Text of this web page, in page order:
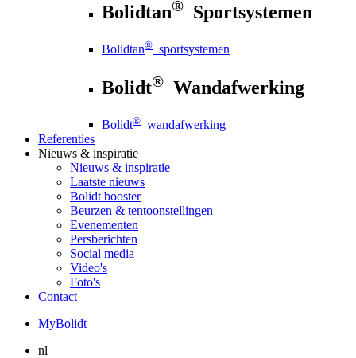
Bolidtan® Sportsystemen
Bolidtan® sportsystemen
Bolidt® Wandafwerking
Bolidt® wandafwerking
Referenties
Nieuws & inspiratie
Nieuws & inspiratie
Laatste nieuws
Bolidt booster
Beurzen & tentoonstellingen
Evenementen
Persberichten
Social media
Video's
Foto's
Contact
MyBolidt
nl